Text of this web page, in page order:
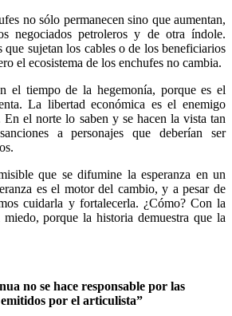
no sólo permanecen sino que aumentan,
negociados petroleros y de otra índole.
que sujetan los cables o de los beneficiarios
el ecosistema de los enchufes no cambia.
el tiempo de la hegemonía, porque es el
La libertad económica es el enemigo
el norte lo saben y se hacen la vista tan
a personajes que deberían ser
que se difumine la esperanza en un
es el motor del cambio, y a pesar de
cuidarla y fortalecerla. ¿Cómo? Con la
porque la historia demuestra que la
no se hace responsable por las
por el articulista”